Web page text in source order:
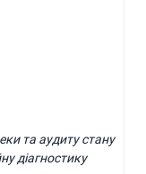
та аудиту стану
діагностику